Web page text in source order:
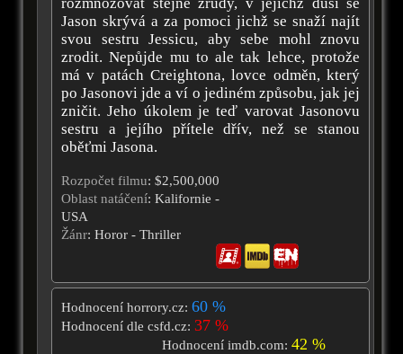
Jason skrývá a za pomoci jichž se snaží najít
svou sestru Jessicu, aby sebe mohl znovu
zrodit. Nepůjde mu to ale tak lehce, protože
má v patách Creightona, lovce odměn, který
po Jasonovi jde a ví o jediném způsobu, jak jej
zničit. Jeho úkolem je teď varovat Jasonovu
sestru a jejího přítele dřív, než se stanou
oběťmi Jasona.
Rozpočet filmu: $2,500,000
Oblast natáčení: Kalifornie -
USA
Žánr: Horor - Thriller
Hodnocení horrory.cz: 60 %
Hodnocení dle csfd.cz: 37 %
Hodnocení imdb.com:42 %